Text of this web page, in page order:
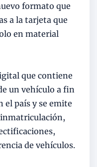
formato que
a la tarjeta que
en material
que contiene
un vehículo a fin
el país y se emite
de vehículos.